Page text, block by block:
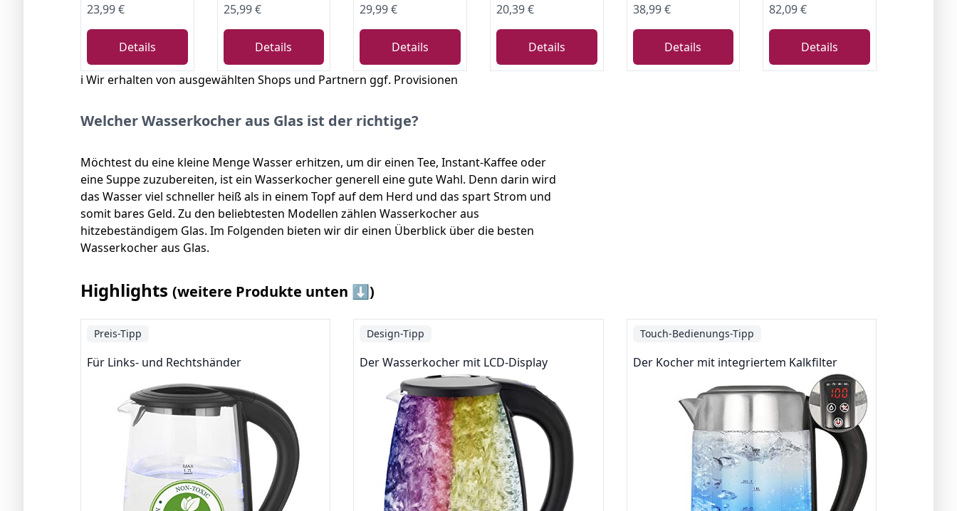
23,99 €
Details
25,99 €
Details
29,99 €
Details
20,39 €
Details
38,99 €
Details
82,09 €
Details
ℹ️ Wir erhalten von ausgewählten Shops und Partnern ggf. Provisionen
Welcher Wasserkocher aus Glas ist der richtige?
Möchtest du eine kleine Menge Wasser erhitzen, um dir einen Tee, Instant-Kaffee oder
eine Suppe zuzubereiten, ist ein Wasserkocher generell eine gute Wahl. Denn darin wird
das Wasser viel schneller heiß als in einem Topf auf dem Herd und das spart Strom und
somit bares Geld. Zu den beliebtesten Modellen zählen Wasserkocher aus
hitzebeständigem Glas. Im Folgenden bieten wir dir einen Überblick über die besten
Wasserkocher aus Glas.
Highlights (weitere Produkte unten ⬇️)
Preis-Tipp
Für Links- und Rechtshänder
Design-Tipp
Der Wasserkocher mit LCD-Display
Touch-Bedienungs-Tipp
Der Kocher mit integriertem Kalkfilter